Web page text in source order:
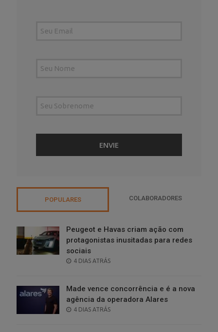
POPULARES COLABORADORES
Peugeot e Havas criam ação com
protagonistas inusitadas para redes
sociais
POSTED
4 DIAS ATRÁS
Made vence concorrência e é a nova
agência da operadora Alares
POSTED
4 DIAS ATRÁS